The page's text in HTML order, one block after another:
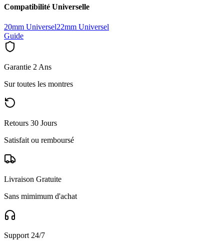
Compatibilité Universelle
20mm Universel22mm Universel
Guide
Garantie 2 Ans
Sur toutes les montres
Retours 30 Jours
Satisfait ou remboursé
Livraison Gratuite
Sans mimimum d'achat
Support 24/7